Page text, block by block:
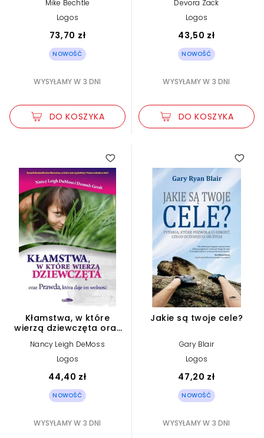
i skutecznie
Mike Bechtle
Logos
73,70 zł
NOWOŚĆ
WYSYŁAMY W 3 DNI
DO KOSZYKA
Devora Zack
Logos
43,50 zł
NOWOŚĆ
WYSYŁAMY W 3 DNI
DO KOSZYKA
Kłamstwa, w które
wierzą dziewczęta oraz
wolność
Nancy Leigh DeMoss
Logos
44,40 zł
NOWOŚĆ
WYSYŁAMY W 3 DNI
Jakie są twoje cele?
Gary Blair
Logos
47,20 zł
NOWOŚĆ
WYSYŁAMY W 3 DNI